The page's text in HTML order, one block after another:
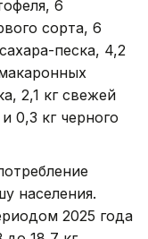
6
сорта, 6
песка, 4,2
2,1 кг свежей
0,3 кг черного
населения.
2025 года